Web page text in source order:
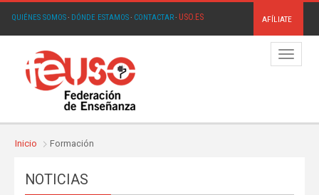
QUIÉNES SOMOS· DÓNDE ESTAMOS· CONTACTAR· USO.ES AFÍLIATE
Menú
Inicio Formación
NOTICIAS